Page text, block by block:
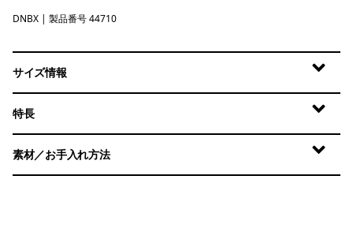
Den Brown - Berm Brown X-Dye
DNBX | 製品番号 44710
サイズ情報
特長
素材／お手入れ方法